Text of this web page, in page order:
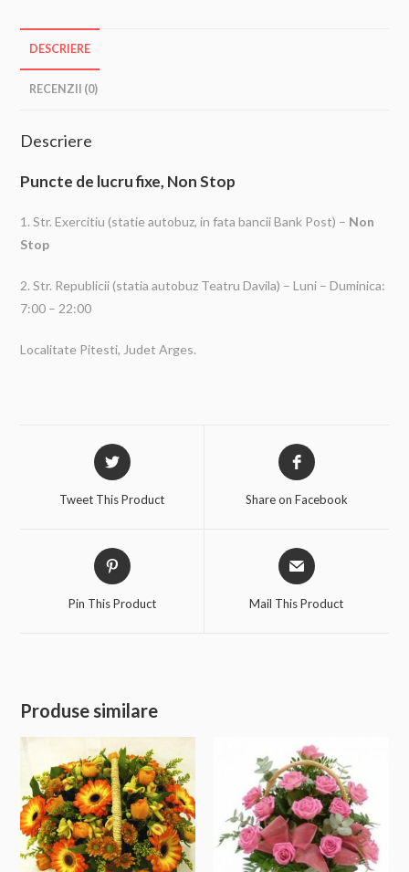
DESCRIERE
RECENZII (0)
Descriere
Puncte de lucru fixe, Non Stop
1. Str. Exercitiu (statie autobuz, in fata bancii Bank Post) – Non
Stop
2. Str. Republicii (statia autobuz Teatru Davila) – Luni – Duminica:
7:00 – 22:00
Localitate Pitesti, Judet Arges.
Tweet This Product Share on Facebook
Pin This Product Mail This Product
Produse similare